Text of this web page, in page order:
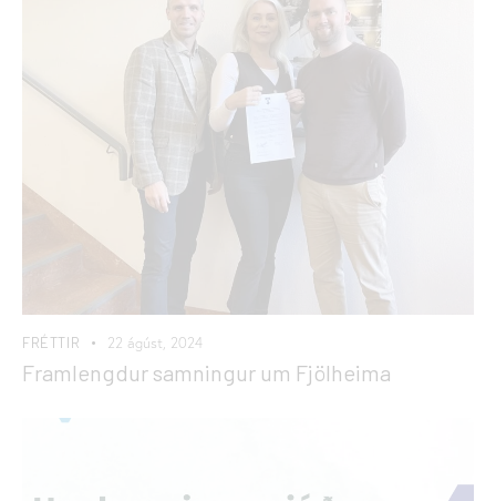
FRÉTTIR 22 ágúst, 2024
Framlengdur samningur um Fjölheima